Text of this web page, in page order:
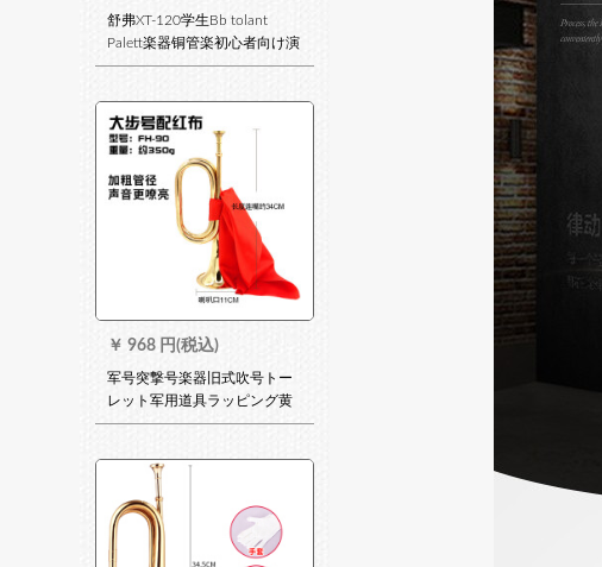
舒弗XT-120学生Bb tolant
Palett楽器铜管楽初心者向け演
奏级オーストリアホールホー
￥ 968 円(税込)
军号突撃号楽器旧式吹号トー
レット军用道具ラッピング黄
銅セイズ歩号(32*11)290